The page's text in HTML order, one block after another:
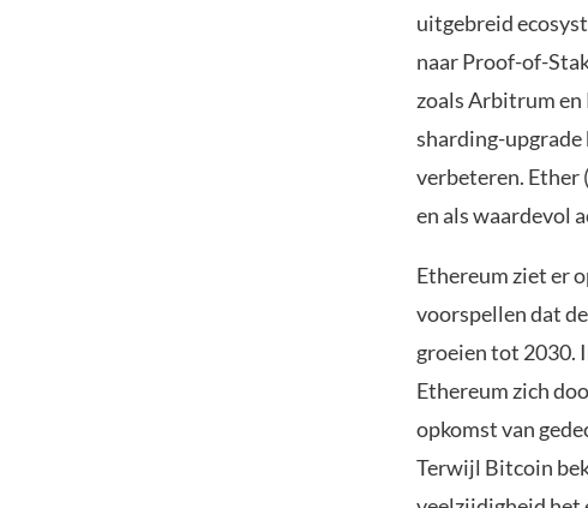
uitgebreid
naar Proof-of-
zoals Arbitrum en
sharding-upgrade
verbeteren. Ether
en als waardevol
Ethereum ziet er
voorspellen dat
groeien tot 2030.
Ethereum zich
opkomst van
Terwijl Bitcoin